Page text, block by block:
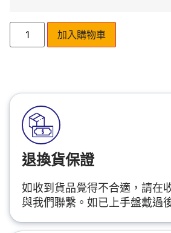
加入購物車
退換貨保證
如收到貨品覺得不合適，請在
與我們聯繫。如已上手盤戴過